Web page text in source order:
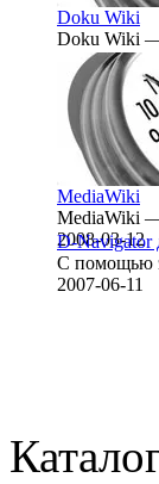
Doku Wiki
Doku Wiki
2008-03-13
MediaWiki
MediaWiki
2008-03-12
D-Navigator
С помощью
2007-06-11